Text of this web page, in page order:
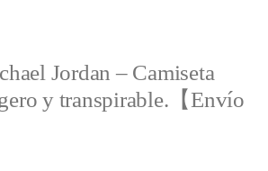
Jordan – Camiseta
y transpirable.【Envío